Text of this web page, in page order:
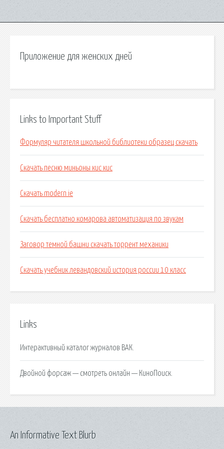
Приложение для женских дней
Links to Important Stuff
Формуляр читателя школьной библиотеки образец скачать
Скачать песню миньоны кис кис
Скачать modern ie
Скачать бесплатно комарова автоматизация по звукам
Заговор темной башни скачать торрент механики
Скачать учебник левандовский история россии 10 класс
Links
Интерактивный каталог журналов ВАК.
Двойной форсаж — смотреть онлайн — КиноПоиск.
An Informative Text Blurb